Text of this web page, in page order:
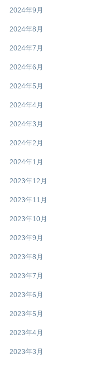
2024年9月
2024年8月
2024年7月
2024年6月
2024年5月
2024年4月
2024年3月
2024年2月
2024年1月
2023年12月
2023年11月
2023年10月
2023年9月
2023年8月
2023年7月
2023年6月
2023年5月
2023年4月
2023年3月